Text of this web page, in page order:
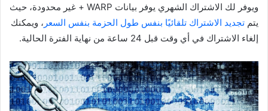
ويوفر لك الاشتراك الشهري يوفر بيانات WARP + غير محدودة، حيث
يتم تجديد الاشتراك تلقائيًا بنفس طول الحزمة بنفس السعر ، ويمكنك
إلغاء الاشتراك في أي وقت قبل 24 ساعة من نهاية الفترة الحالية.